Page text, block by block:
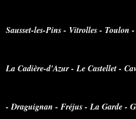
Sausset-les-Pins - Vitrolles - Toulon
La Cadière-d'Azur - Le Castellet -
- Draguignan - Fréjus - La Garde -